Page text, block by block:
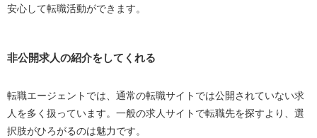
安心して転職活動ができます。
非公開求人の紹介をしてくれる
転職エージェントでは、通常の転職サイトでは公開されていない求
人を多く扱っています。一般の求人サイトで転職先を探すより、選
択肢がひろがるのは魅力です。